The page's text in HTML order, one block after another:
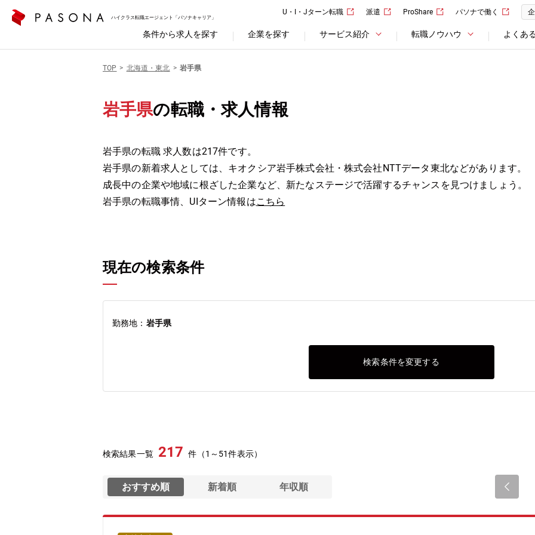
ハイクラス転職エージェント「パソナキャリア」
U・I・Jターン転職 派遣 ProShare パソナで働く
条件から求人を探す 企業を探す サービス紹介 転職ノウハウ よくあ
TOP 北海道・東北 岩手県
岩手県の転職・求人情報
岩手県の転職 求人数は217件です。
岩手県の新着求人としては、キオクシア岩手株式会社・株式会社NTTデータ東北などがあります。
成長中の企業や地域に根ざした企業など、新たなステージで活躍するチャンスを見つけましょう。
岩手県の転職事情、UIターン情報はこちら
現在の検索条件
勤務地： 岩手県
検索条件を変更する
検索結果一覧 217 件（1～51件表示）
おすすめ順 新着順 年収順